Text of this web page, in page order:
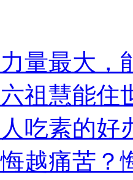
量最大，
祖慧能住
吃素的好
越痛苦？